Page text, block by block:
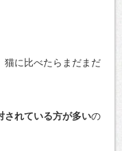
猫に比べたらまだまだ
されている方が多いの